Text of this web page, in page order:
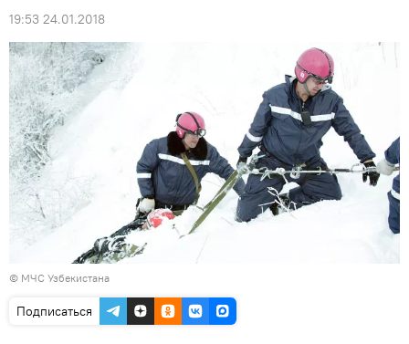
19:53 24.01.2018
© МЧС Узбекистана
Подписаться